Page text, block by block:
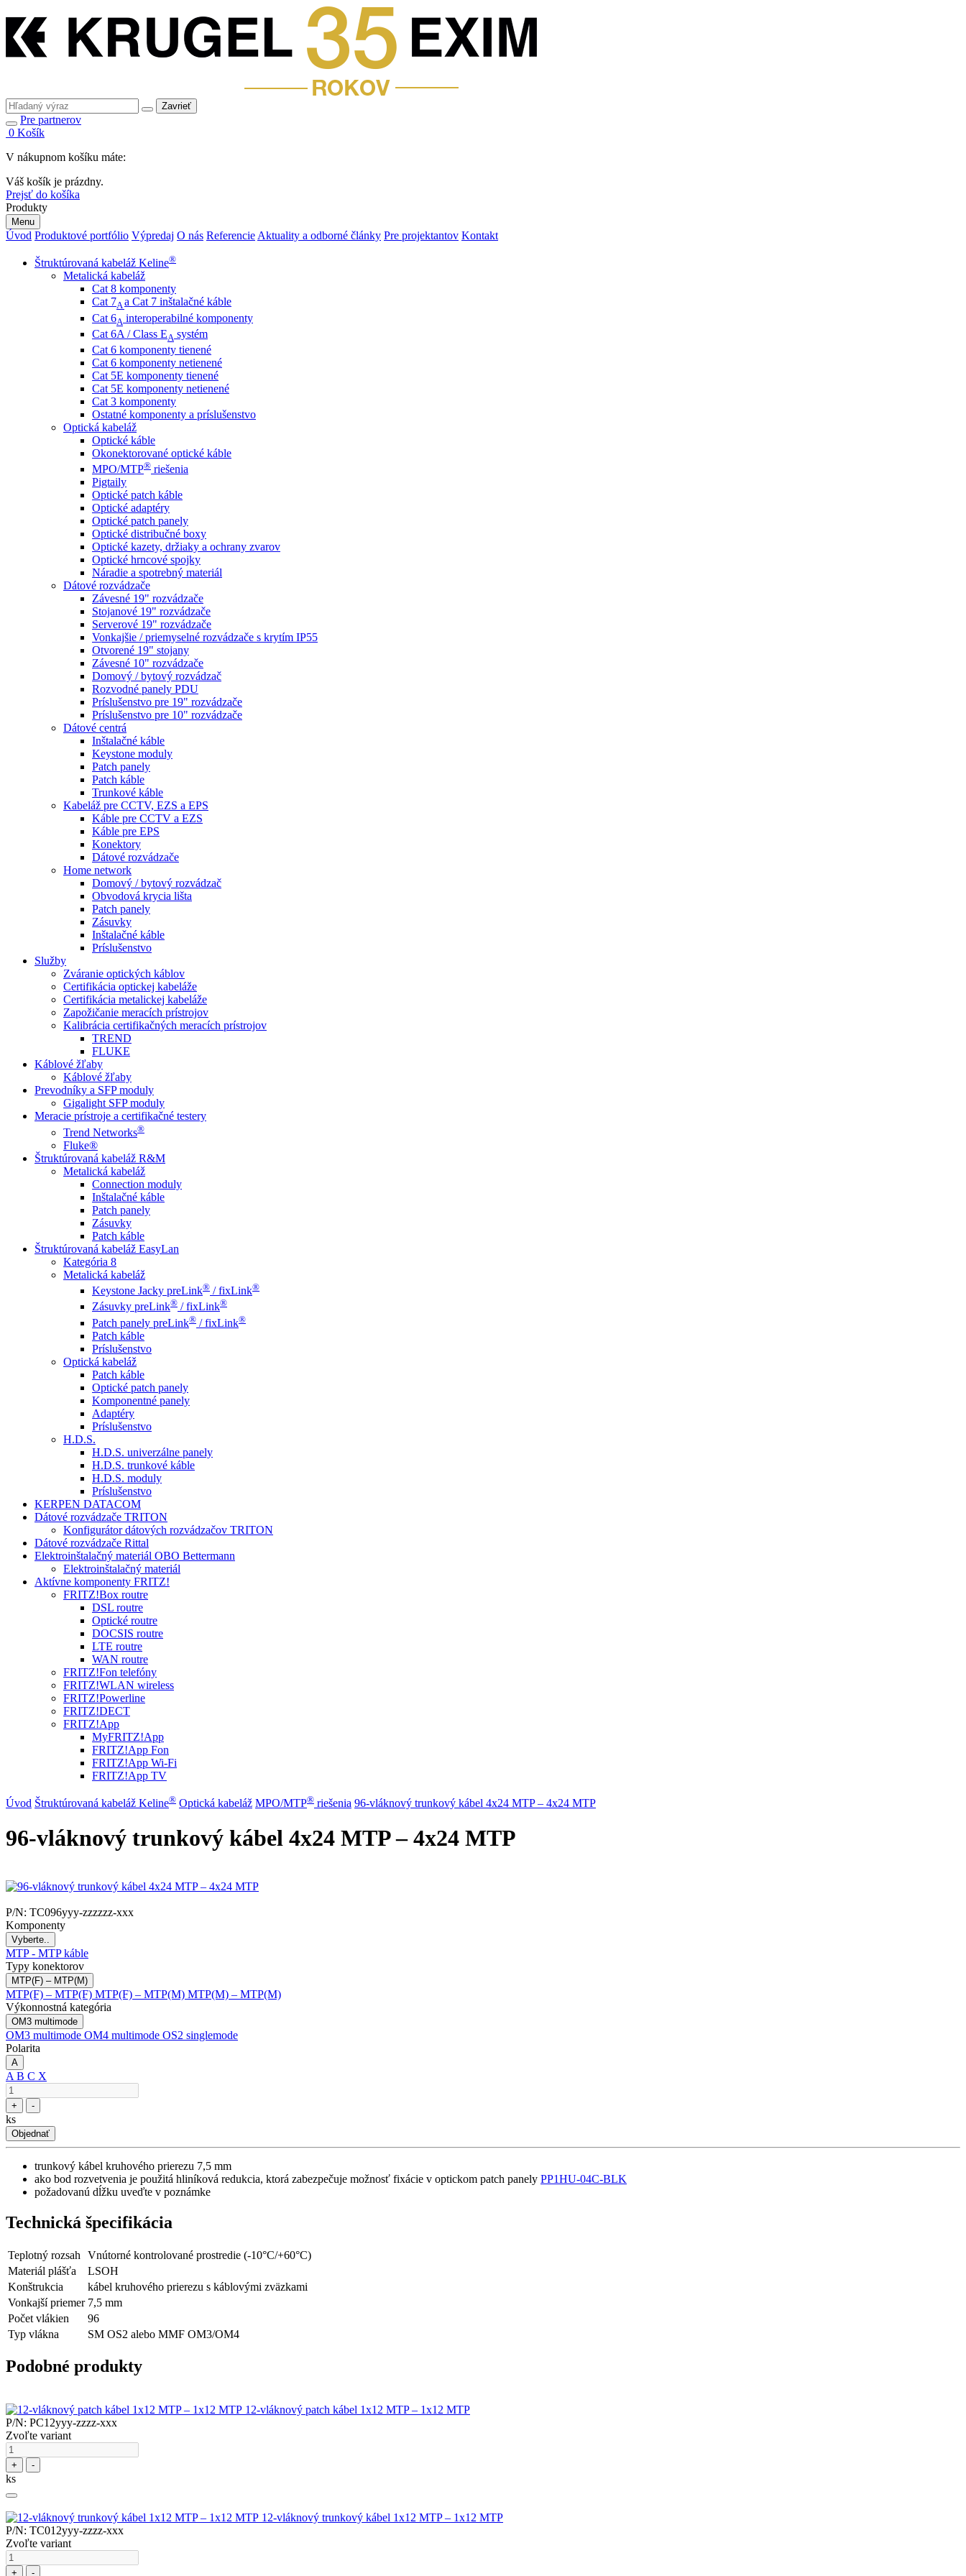
Zavrieť
Pre partnerov
0 Košík
V nákupnom košíku máte:
Váš košík je prázdny.
Prejsť do košíka
Produkty
Menu
Úvod Produktové portfólio Výpredaj O nás Referencie Aktuality a odborné články Pre projektantov Kontakt
Štruktúrovaná kabeláž Keline®
Metalická kabeláž
Cat 8 komponenty
Cat 7Aa Cat 7 inštalačné káble
Cat 6A interoperabilné komponenty
Cat 6A / Class EA systém
Cat 6 komponenty tienené
Cat 6 komponenty netienené
Cat 5E komponenty tienené
Cat 5E komponenty netienené
Cat 3 komponenty
Ostatné komponenty a príslušenstvo
Optická kabeláž
Optické káble
Okonektorované optické káble
MPO/MTP® ​ riešenia
Pigtaily
Optické patch káble
Optické adaptéry
Optické patch panely
Optické distribučné boxy
Optické kazety, držiaky a ochrany zvarov
Optické hrncové spojky
Náradie a spotrebný materiál
Dátové rozvádzače
Závesné 19" rozvádzače
Stojanové 19" rozvádzače
Serverové 19" rozvádzače
Vonkajšie / priemyselné rozvádzače s krytím IP55
Otvorené 19" stojany
Závesné 10" rozvádzače
Domový / bytový rozvádzač
Rozvodné panely PDU
Príslušenstvo pre 19" rozvádzače
Príslušenstvo pre 10" rozvádzače
Dátové centrá
Inštalačné káble
Keystone moduly
Patch panely
Patch káble
Trunkové káble
Kabeláž pre CCTV, EZS a EPS
Káble pre CCTV a EZS
Káble pre EPS
Konektory
Dátové rozvádzače
Home network
Domový / bytový rozvádzač
Obvodová krycia lišta
Patch panely
Zásuvky
Inštalačné káble
Príslušenstvo
Služby
Zváranie optických káblov
Certifikácia optickej kabeláže
Certifikácia metalickej kabeláže
Zapožičanie meracích prístrojov
Kalibrácia certifikačných meracích prístrojov
TREND
FLUKE
Káblové žľaby
Káblové žľaby
Prevodníky a SFP moduly
Gigalight SFP moduly
Meracie prístroje a certifikačné testery
Trend Networks®
Fluke®
Štruktúrovaná kabeláž R&M
Metalická kabeláž
Connection moduly
Inštalačné káble
Patch panely
Zásuvky
Patch káble
Štruktúrovaná kabeláž EasyLan
Kategória 8
Metalická kabeláž
Keystone Jacky preLink® / fixLink®
Zásuvky preLink® / fixLink®
Patch panely preLink® / fixLink®
Patch káble
Príslušenstvo
Optická kabeláž
Patch káble
Optické patch panely
Komponentné panely
Adaptéry
Príslušenstvo
H.D.S.
H.D.S. univerzálne panely
H.D.S. trunkové káble
H.D.S. moduly
Príslušenstvo
KERPEN DATACOM
Dátové rozvádzače TRITON
Konfigurátor dátových rozvádzačov TRITON
Dátové rozvádzače Rittal
Elektroinštalačný materiál OBO Bettermann
Elektroinštalačný materiál
Aktívne komponenty FRITZ!
FRITZ!Box routre
DSL routre
Optické routre
DOCSIS routre
LTE routre
WAN routre
FRITZ!Fon telefóny
FRITZ!WLAN wireless
FRITZ!Powerline
FRITZ!DECT
FRITZ!App
MyFRITZ!App
FRITZ!App Fon
FRITZ!App Wi-Fi
FRITZ!App TV
Úvod Štruktúrovaná kabeláž Keline® Optická kabeláž MPO/MTP® ​ riešenia 96-vláknový trunkový kábel 4x24 MTP – 4x24 MTP
96-vláknový trunkový kábel 4x24 MTP – 4x24 MTP
P/N: TC096yyy-zzzzzz-xxx
Komponenty
Vyberte..
MTP - MTP káble
Typy konektorov
MTP(F) – MTP(M)
MTP(F) – MTP(F) MTP(F) – MTP(M) MTP(M) – MTP(M)
Výkonnostná kategória
OM3 multimode
OM3 multimode OM4 multimode OS2 singlemode
Polarita
A
A B C X
+ -
ks
Objednať
trunkový kábel kruhového prierezu 7,5 mm
ako bod rozvetvenia je použitá hliníková redukcia, ktorá zabezpečuje možnosť fixácie v optickom patch panely PP1HU-04C-BLK
požadovanú dĺžku uveďte v poznámke
Technická špecifikácia
Teplotný rozsah
Vnútorné kontrolované prostredie (-10°C/+60°C)
Materiál plášťa
LSOH
Konštrukcia
kábel kruhového prierezu s káblovými zväzkami
Vonkajší priemer 7,5 mm
Počet vlákien
96
Typ vlákna
SM OS2 alebo MMF OM3/OM4
Podobné produkty
12-vláknový patch kábel 1x12 MTP – 1x12 MTP
P/N: PC12yyy-zzzz-xxx
Zvoľte variant
+ -
ks
12-vláknový trunkový kábel 1x12 MTP – 1x12 MTP
P/N: TC012yyy-zzzz-xxx
Zvoľte variant
+ -